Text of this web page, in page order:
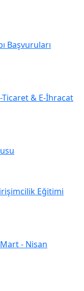
Başvuruları
Ticaret & E-İhracat
Eğitimi
- Nisan